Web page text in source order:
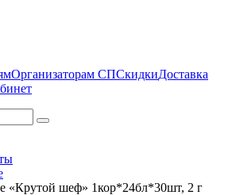
Организаторам СПСкидкиДоставка
«Крутой шеф» 1кор*24бл*30шт, 2 г